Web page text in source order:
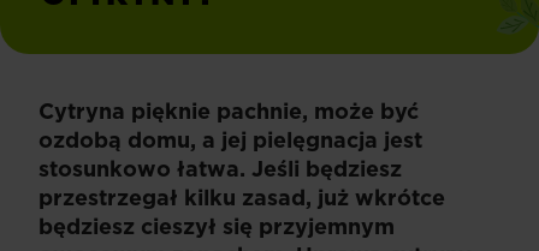
Cytryna pięknie pachnie, może być
ozdobą domu, a jej pielęgnacja jest
stosunkowo łatwa. Jeśli będziesz
przestrzegał kilku zasad, już wkrótce
będziesz cieszył się przyjemnym